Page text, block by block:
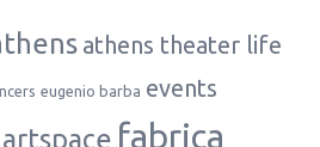
athens theater life
eugenio barba events
fabrica